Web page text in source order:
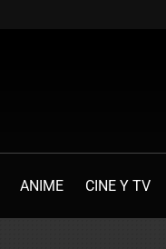
ANIME CINE Y TV